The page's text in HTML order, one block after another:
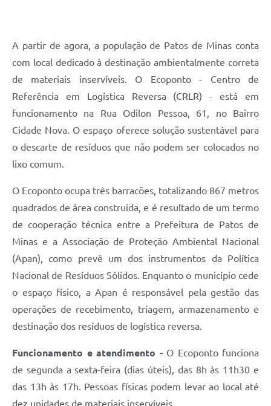
A partir de agora, a população de Patos de Minas conta
com local dedicado à destinação ambientalmente correta
de materiais inservíveis. O Ecoponto - Centro de
Referência em Logística Reversa (CRLR) - está em
funcionamento na Rua Odilon Pessoa, 61, no Bairro
Cidade Nova. O espaço oferece solução sustentável para
o descarte de resíduos que não podem ser colocados no
lixo comum.
O Ecoponto ocupa três barracões, totalizando 867 metros
quadrados de área construída, e é resultado de um termo
de cooperação técnica entre a Prefeitura de Patos de
Minas e a Associação de Proteção Ambiental Nacional
(Apan), como prevê um dos instrumentos da Política
Nacional de Resíduos Sólidos. Enquanto o município cede
o espaço físico, a Apan é responsável pela gestão das
operações de recebimento, triagem, armazenamento e
destinação dos resíduos de logística reversa.
Funcionamento e atendimento -O Ecoponto funciona
de segunda a sexta-feira (dias úteis), das 8h às 11h30 e
das 13h às 17h. Pessoas físicas podem levar ao local até
dez unidades de materiais inservíveis.